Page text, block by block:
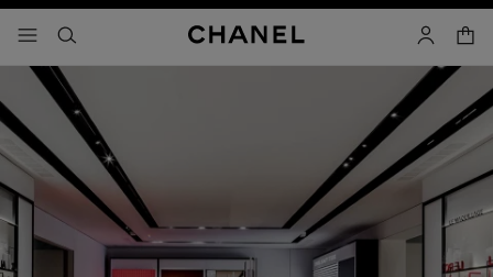
メニュー - メインナビゲーション
- メインナビゲーション
検索 マイアカ
カー